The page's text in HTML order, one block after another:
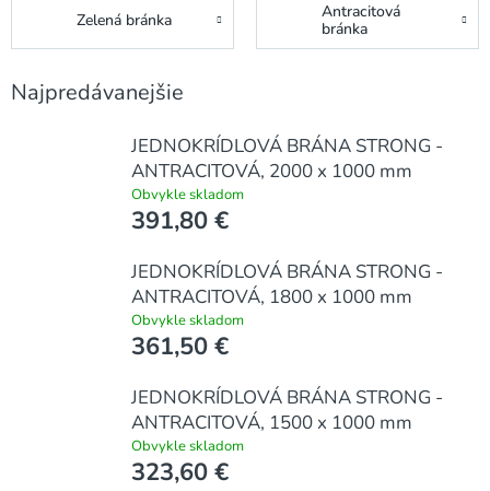
Zelená bránka
Antracitová
bránka
Najpredávanejšie
JEDNOKRÍDLOVÁ BRÁNA STRONG -
ANTRACITOVÁ, 2000 x 1000 mm
Obvykle skladom
391,80 €
JEDNOKRÍDLOVÁ BRÁNA STRONG -
ANTRACITOVÁ, 1800 x 1000 mm
Obvykle skladom
361,50 €
JEDNOKRÍDLOVÁ BRÁNA STRONG -
ANTRACITOVÁ, 1500 x 1000 mm
Obvykle skladom
323,60 €